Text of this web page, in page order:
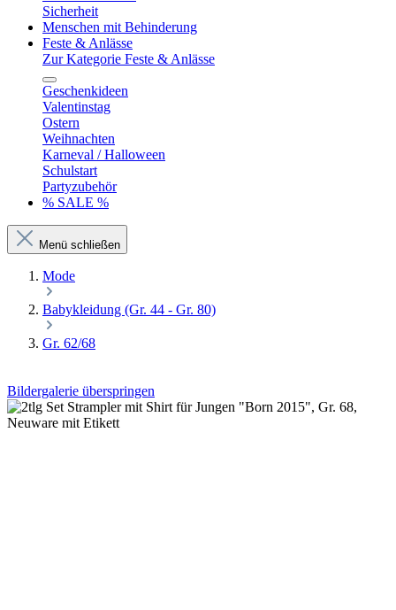
Sicherheit
Menschen mit Behinderung
Feste & Anlässe
Zur Kategorie Feste & Anlässe
Geschenkideen
Valentinstag
Ostern
Weihnachten
Karneval / Halloween
Schulstart
Partyzubehör
% SALE %
Menü schließen
Mode
Babykleidung (Gr. 44 - Gr. 80)
Gr. 62/68
Bildergalerie überspringen